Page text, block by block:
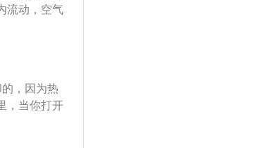
流动，空气
吸收冷却
扇；2、散
、使用专
卸下来。
，因为热
，当你打开
机；2、